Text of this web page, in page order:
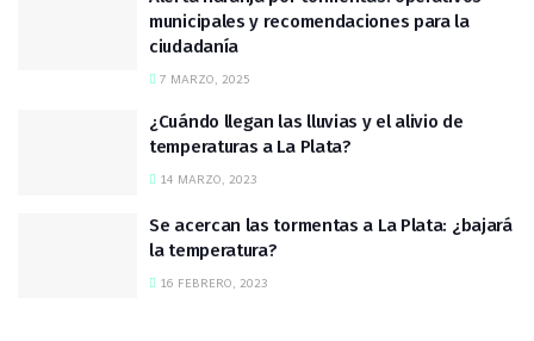
municipales y recomendaciones para la
ciudadanía
7 MARZO, 2025
¿Cuándo llegan las lluvias y el alivio de
temperaturas a La Plata?
14 MARZO, 2023
Se acercan las tormentas a La Plata: ¿bajará
la temperatura?
16 FEBRERO, 2023